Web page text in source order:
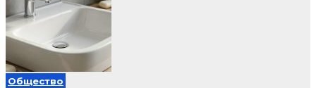
Общество